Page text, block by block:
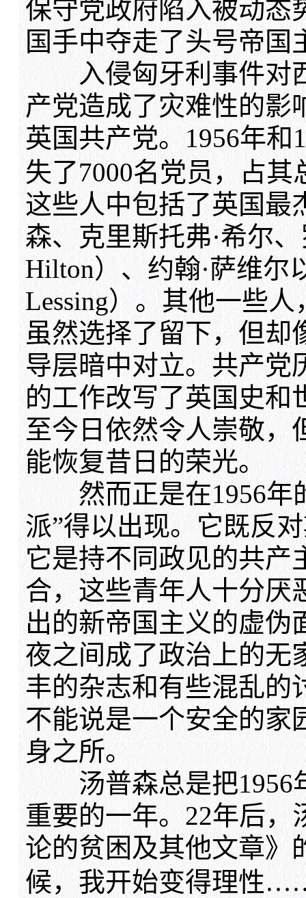
保守党政府陷入被动态
国手中夺走了头号帝国
入侵匈牙利事件对
产党造成了灾难性的影
英国共产党。1956年和
失了7000名党员，占
这些人中包括了英国最
森、克里斯托弗·希尔
Hilton）、约翰·萨维尔
Lessing）。其他一些
虽然选择了留下，但却
导层暗中对立。共产党
的工作改写了英国史和
至今日依然令人崇敬，
能恢复昔日的荣光。
然而正是在1956年
派”得以出现。它既反
它是持不同政见的共产
合，这些青年人十分厌
出的新帝国主义的虚伪
夜之间成了政治上的无
丰的杂志和有些混乱的
不能说是一个安全的家
身之所。
汤普森总是把1956
重要的一年。22年后
论的贫困及其他文章》
候，我开始变得理性